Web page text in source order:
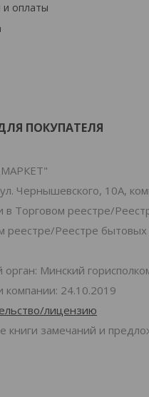
и оплаты
ПОКУПАТЕЛЯ
Чернышевского, 10А,
в Торговом реестре/
реестре/Реестре бытовых
Минский
компании: 24.10.2019
лицензию
книги замечаний и